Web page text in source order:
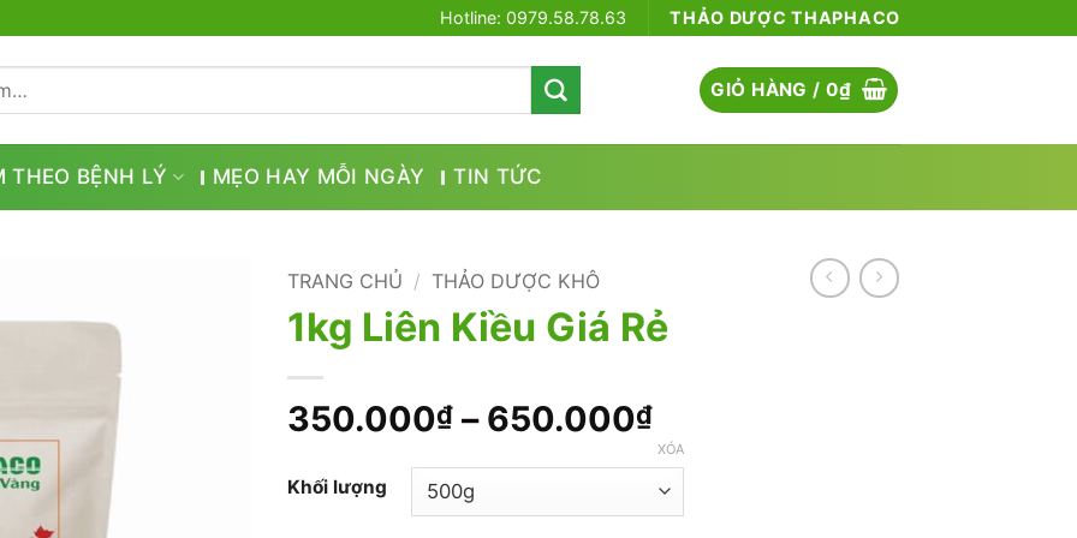
Hotline: 0979.58.78.63 THẢO DƯỢC THAPHACO
GIỎ HÀNG /0₫
THEO BỆNH LÝ MẸO HAY MỖI NGÀY TIN TỨC
TRANG CHỦ / THẢO DƯỢC KHÔ
1kg Liên Kiều Giá Rẻ
350.000₫ – 650.000₫Khoảng
giá:
từ
350.000₫
Khối lượng
XÓA